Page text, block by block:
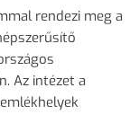
rendezi meg a
Az intézet a